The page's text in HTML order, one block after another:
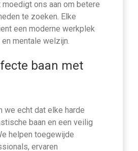
ons aan om betere
te zoeken. Elke
een moderne werkplek
mentale welzijn.
baan met
we echt dat elke harde
baan en een veilig
helpen toegewijde
ervaren